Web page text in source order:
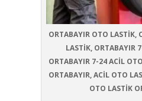
ORTABAYIR OTO LASTİK,
LASTİK, ORTABAYIR
ORTABAYIR 7-24 ACİL
ORTABAYIR, ACİL OTO
OTO LASTİK